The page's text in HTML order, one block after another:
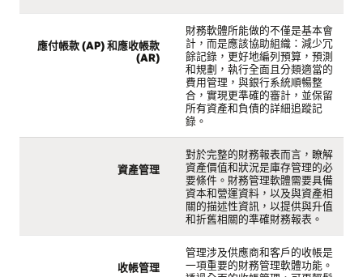
應付帳款 (AP) 和應收帳款
(AR)
財務軟體所能做的不僅是基本會
計，而是應該協助組織：減少冗
餘記錄，更好地編列預算，預測
和規劃，執行全面且分類適當的
費用管理，與銀行系統順暢整
合，實現更準確的審計，並保留
所有資產和負債的詳細追蹤記
錄。
資產管理
對於完整的財務報表而言，瞭解
資產價值和狀況是庫存管理的必
要條件。財務管理軟體需要具備
資本和營運資料，以及與資產相
關的描述性資訊，以提供與升值
和折舊相關的準確財務報表。
收帳管理
管理涉及供應商和客戶的收帳是
一項重要的財務管理軟體功能。